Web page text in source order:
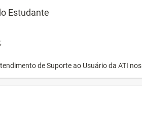
Estudante
de Suporte ao Usuário da ATI nos